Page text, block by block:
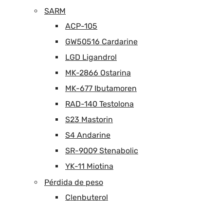
SARM
ACP-105
GW50516 Cardarine
LGD Ligandrol
MK-2866 Ostarina
MK-677 Ibutamoren
RAD-140 Testolona
S23 Mastorin
S4 Andarine
SR-9009 Stenabolic
YK-11 Miotina
Pérdida de peso
Clenbuterol